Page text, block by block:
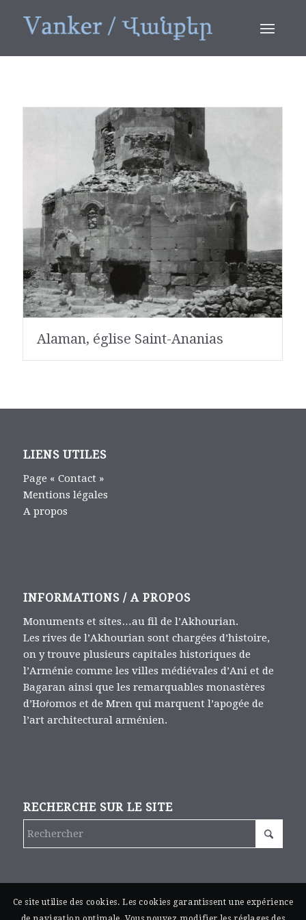
Alaman, église Saint-Ananias
LIENS UTILES
Page « Contact »
Mentions légales
A propos
INFORMATIONS / A PROPOS
Monuments et sites…au fil de l’Akhourian.
Les rives de l’Akhourian sont chargées d’histoire,
on y trouve plusieurs capitales historiques de
l’Arménie comme les villes médiévales d’Ani et de
Bagaran ainsi que les remarquables monastères
d’Hoṙomos et de Mren qui marquent l’apogée de
l’art architectural arménien.
RECHERCHE SUR LE SITE
Ce site utilise des cookies. Les cookies garantissent une expérience